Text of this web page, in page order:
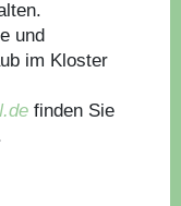
und
im Kloster
finden Sie